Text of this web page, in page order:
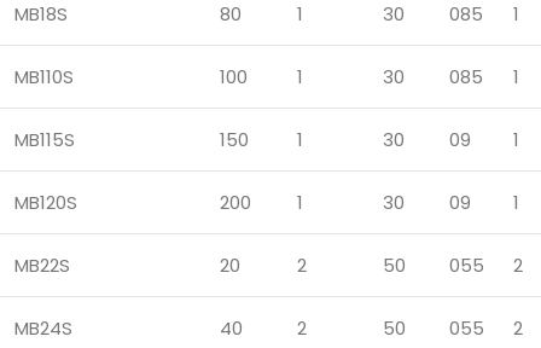
MB18S 80 1 30 085 1
MB110S 100 1 30 085 1
MB115S 150 1 30 09 1
MB120S 200 1 30 09 1
MB22S 20 2 50 055 2
MB24S 40 2 50 055 2